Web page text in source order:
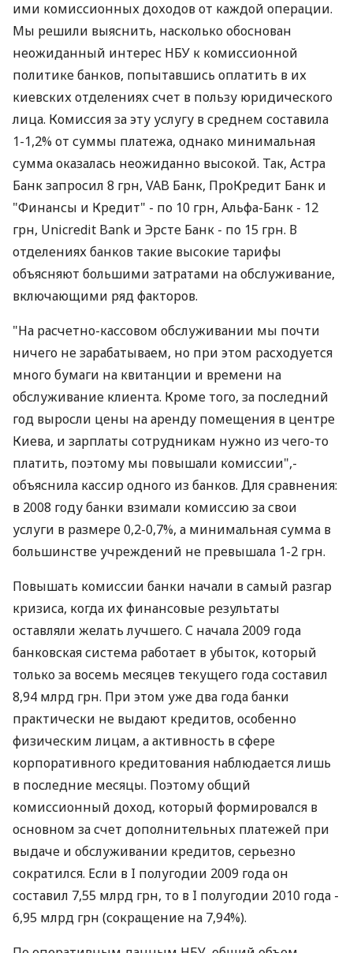
ими комиссионных доходов от каждой операции.
Мы решили выяснить, насколько обоснован
неожиданный интерес НБУ к комиссионной
политике банков, попытавшись оплатить в их
киевских отделениях счет в пользу юридического
лица. Комиссия за эту услугу в среднем составила
1-1,2% от суммы платежа, однако минимальная
сумма оказалась неожиданно высокой. Так, Астра
Банк запросил 8 грн, VAB Банк, ПроКредит Банк и
"Финансы и Кредит" - по 10 грн, Альфа-Банк - 12
грн, Unicredit Bank и Эрсте Банк - по 15 грн. В
отделениях банков такие высокие тарифы
объясняют большими затратами на обслуживание,
включающими ряд факторов.
"На расчетно-кассовом обслуживании мы почти
ничего не зарабатываем, но при этом расходуется
много бумаги на квитанции и времени на
обслуживание клиента. Кроме того, за последний
год выросли цены на аренду помещения в центре
Киева, и зарплаты сотрудникам нужно из чего-то
платить, поэтому мы повышали комиссии",-
объяснила кассир одного из банков. Для сравнения:
в 2008 году банки взимали комиссию за свои
услуги в размере 0,2-0,7%, а минимальная сумма в
большинстве учреждений не превышала 1-2 грн.
Повышать комиссии банки начали в самый разгар
кризиса, когда их финансовые результаты
оставляли желать лучшего. С начала 2009 года
банковская система работает в убыток, который
только за восемь месяцев текущего года составил
8,94 млрд грн. При этом уже два года банки
практически не выдают кредитов, особенно
физическим лицам, а активность в сфере
корпоративного кредитования наблюдается лишь
в последние месяцы. Поэтому общий
комиссионный доход, который формировался в
основном за счет дополнительных платежей при
выдаче и обслуживании кредитов, серьезно
сократился. Если в I полугодии 2009 года он
составил 7,55 млрд грн, то в I полугодии 2010 года -
6,95 млрд грн (сокращение на 7,94%).